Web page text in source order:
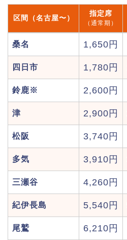
区間（名古屋〜）
指定席
（通常期）
桑名 1,650円
四日市 1,780円
鈴鹿※ 2,600円
津 2,900円
松阪 3,740円
多気 3,910円
三瀬谷 4,260円
紀伊長島 5,540円
尾鷲 6,210円